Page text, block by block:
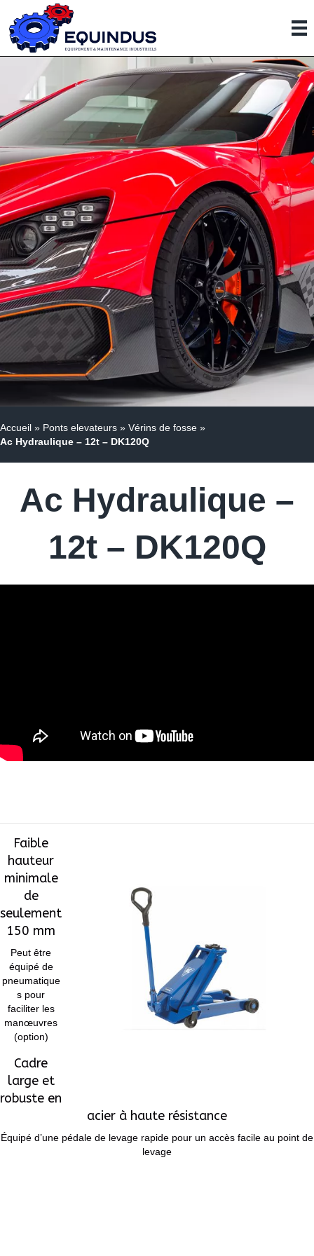
Accueil » Ponts elevateurs » Vérins de fosse »
Ac Hydraulique – 12t – DK120Q
Ac Hydraulique –
12t – DK120Q
Faible
hauteur
minimale
de
seulement
150 mm
Peut être
équipé de
pneumatique
s pour
faciliter les
manœuvres
(option)
Cadre
large et
robuste en
acier à haute résistance
Équipé d’une pédale de levage rapide pour un accès facile au point de
levage